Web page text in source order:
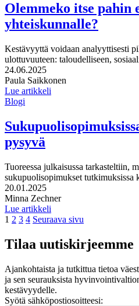
Olemmeko itse pahin
yhteiskunnalle?
Kestävyyttä voidaan analyyttisesti
ulottuvuuteen: taloudelliseen,
Julkaistu:
24.06.2025
Kirjoittajat:
Paula Saikkonen
Lue artikkeli
Blogi
pysyvä
Tuoreessa julkaisussa tarkasteltiin,
sukupuolisopimukset
Julkaistu:
20.01.2025
Kirjoittajat:
Minna Zechner
Lue artikkeli
Page
1 Page
2 Page
3 Page
4 Seuraava sivu
Tilaa uutiskirjeemme
Ajankohtaista ja tutkittua tietoa
ja sen seurauksista
kestävyydelle.
Syötä sähköpostiosoitteesi: